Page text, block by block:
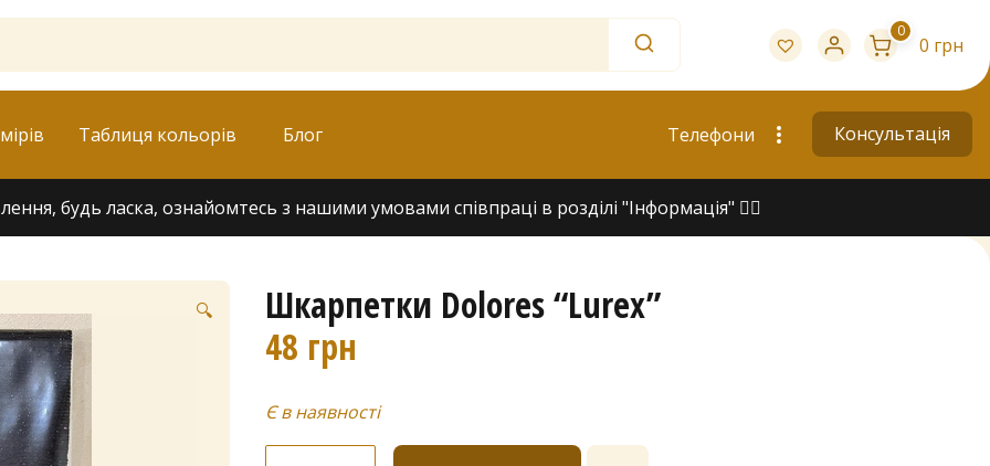
0
0 грн
Таблиця кольорів Блог Телефони Консультація
будь ласка, ознайомтесь з нашими умовами співпраці в розділі "Інформація" 👇🏻
🔍
Шкарпетки Dolores “Lurex”
48 грн
Є в наявності